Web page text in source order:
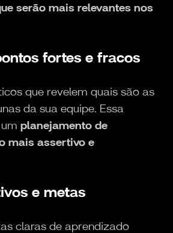
serão mais relevantes nos
fortes e fracos
que revelem quais são as
da sua equipe. Essa
planejamento de
mais assertivo e
e metas
claras de aprendizado